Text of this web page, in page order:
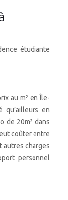
étudiante
au m² en Île-
qu’ailleurs en
de 20m² dans
coûter entre
autres charges
personnel